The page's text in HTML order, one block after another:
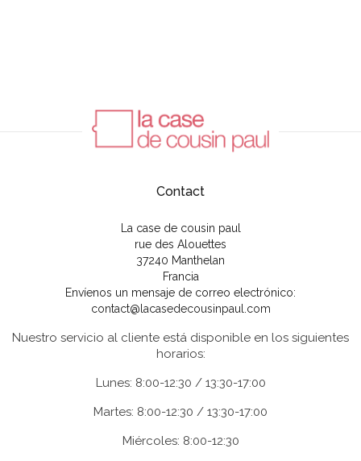
Contact
La case de cousin paul
rue des Alouettes
37240 Manthelan
Francia
Envíenos un mensaje de correo electrónico:
contact@lacasedecousinpaul.com
Nuestro servicio al cliente está disponible en los siguientes
horarios:
Lunes: 8:00-12:30 / 13:30-17:00
Martes: 8:00-12:30 / 13:30-17:00
Miércoles: 8:00-12:30